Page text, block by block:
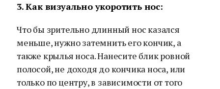
3. Как визуально укоротить нос:
Что бы зрительно длинный нос казался
меньше, нужно затемнить его кончик, а
также крылья носа. Нанесите блик ровной
полосой, не доходя до кончика носа, или
только по центру, в зависимости от того